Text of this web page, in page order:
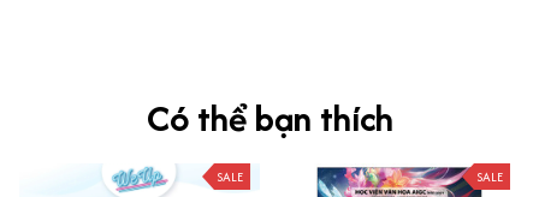
Có thể bạn thích
SALE SALE